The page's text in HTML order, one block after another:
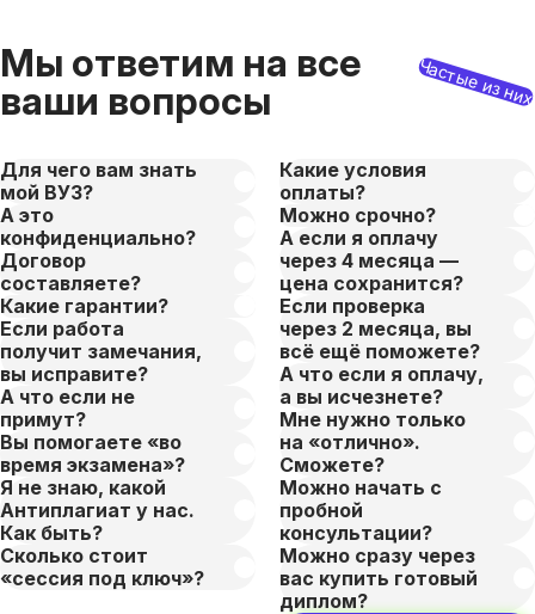
Мы ответим на все
ваши вопросы
Частые из них
Для чего вам знать
мой ВУЗ?
А это
конфиденциально?
Договор
составляете?
Какие гарантии?
Если работа
получит замечания,
вы исправите?
А что если не
примут?
Вы помогаете «во
время экзамена»?
Я не знаю, какой
Антиплагиат у нас.
Как быть?
Сколько стоит
«сессия под ключ»?
Какие условия
оплаты?
Можно срочно?
А если я оплачу
через 4 месяца —
цена сохранится?
Если проверка
через 2 месяца, вы
всё ещё поможете?
А что если я оплачу,
а вы исчезнете?
Мне нужно только
на «отлично».
Сможете?
Можно начать с
пробной
консультации?
Можно сразу через
вас купить готовый
диплом?